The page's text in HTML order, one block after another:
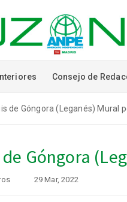
Consejo de
de Góngora (Leganés) Mural
de Góngora
29 Mar, 2022